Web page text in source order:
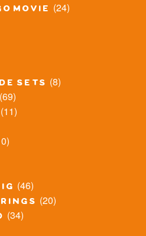
movie (24)
sets (8)
(69)
(11)
(46)
(20)
(34)